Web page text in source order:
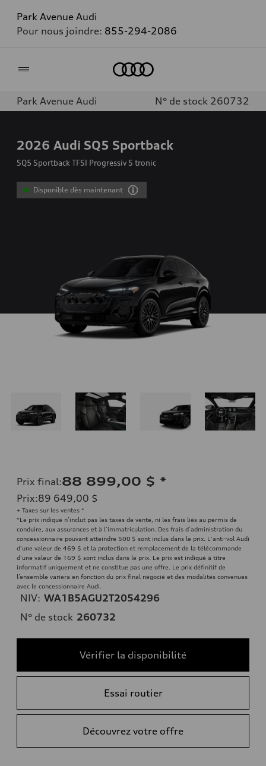
Park Avenue Audi
Pour nous joindre: 855-294-2086
Park Avenue Audi N° de stock 260732
2026 Audi SQ5 Sportback
SQ5 Sportback TFSI Progressiv S tronic
Disponible dès maintenant
Prix final:88 899,00 $ *
Prix:89 649,00 $
+ Taxes sur les ventes *
*Le prix indiqué n’inclut pas les taxes de vente, ni les frais liés au permis de
conduire, aux assurances et à l’immatriculation. Des frais d’administration du
concessionnaire pouvant atteindre 500 $ sont inclus dans le prix. L'anti-vol Audi
d'une valeur de 469 $ et la protection et remplacement de la télécommande
d'une valeur de 169 $ sont inclus dans le prix. Le prix est indiqué à titre
informatif uniquement et ne constitue pas une offre. Le prix définitif de
l’ensemble variera en fonction du prix final négocié et des modalités convenues
avec le concessionnaire Audi.
NIV: WA1B5AGU2T2054296
N° de stock 260732
Vérifier la disponibilité
Essai routier
Découvrez votre offre